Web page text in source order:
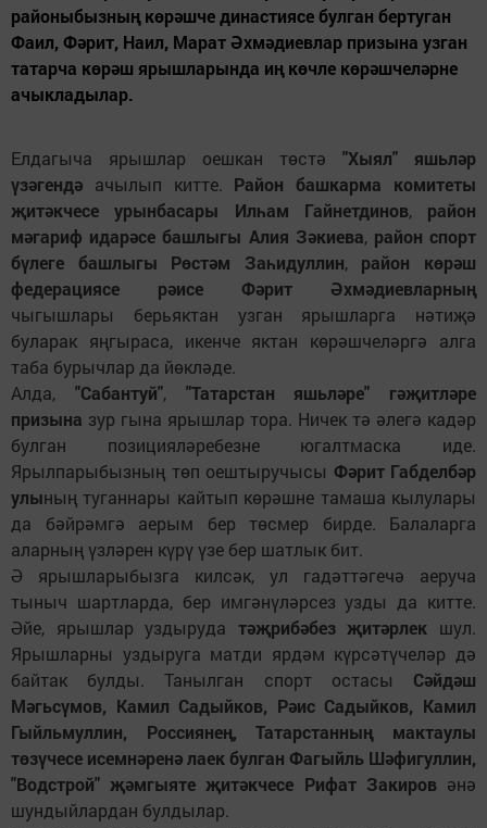
районыбызның көрәшче династиясе булган бертуган
Фаил, Фәрит, Наил, Марат Әхмәдиевлар призына узган
татарча көрәш ярышларында иң көчле көрәшчеләрне
ачыкладылар.
Елдагыча ярышлар оешкан төстә "Хыял" яшьләр
үзәгендә ачылып китте. Район башкарма комитеты
җитәкчесе урынбасары Илһам Гайнетдинов, район
мәгариф идарәсе башлыгы Алия Зәкиева, район спорт
бүлеге башлыгы Рөстәм Заһидуллин, район көрәш
федерациясе рәисе Фәрит Әхмәдиевларның
чыгышлары берьяктан узган ярышларга нәтиҗә
буларак яңгыраса, икенче яктан көрәшчеләргә алга
таба бурычлар да йөкләде.
Алда, "Сабантуй", "Татарстан яшьләре" гәҗитләре
призына зур гына ярышлар тора. Ничек тә әлегә кадәр
булган позицияләребезне югалтмаска иде.
Ярылпарыбызның төп оештыручысы Фәрит Габделбәр
улының туганнары кайтып көрәшне тамаша кылулары
да бәйрәмгә аерым бер төсмер бирде. Балаларга
аларның үзләрен күрү үзе бер шатлык бит.
Ә ярышларыбызга килсәк, ул гадәттәгечә аеруча
тыныч шартларда, бер имгәнүләрсез узды да китте.
Әйе, ярышлар уздыруда тәҗрибәбез җитәрлек шул.
Ярышларны уздыруга матди ярдәм күрсәтүчеләр дә
байтак булды. Танылган спорт остасы Сәйдәш
Мәгьсүмов, Камил Садыйков, Рәис Садыйков, Камил
Гыйльмуллин, Россиянең, Татарстанның мактаулы
төзүчесе исемнәренә лаек булган Фагыйль Шәфигуллин,
"Водстрой" җәмгыяте җитәкчесе Рифат Закировәнә
шундыйлардан булдылар.